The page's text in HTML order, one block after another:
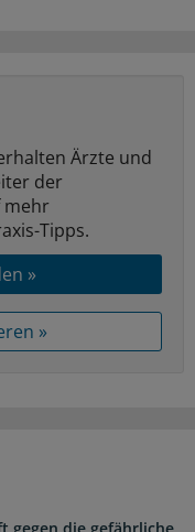
Ärzte und
der
mehr
Tipps.
»
»